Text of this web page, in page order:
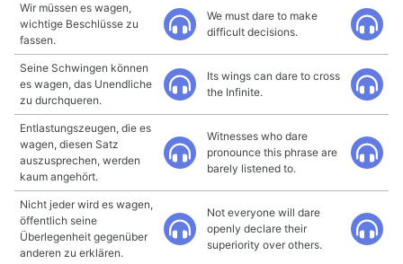
Wir müssen es wagen,
wichtige Beschlüsse zu
fassen.
We must dare to make
difficult decisions.
Seine Schwingen können
es wagen, das Unendliche
zu durchqueren.
Its wings can dare to cross
the Infinite.
Entlastungszeugen, die es
wagen, diesen Satz
auszusprechen, werden
kaum angehört.
Witnesses who dare
pronounce this phrase are
barely listened to.
Nicht jeder wird es wagen,
öffentlich seine
Überlegenheit gegenüber
anderen zu erklären.
Not everyone will dare
openly declare their
superiority over others.